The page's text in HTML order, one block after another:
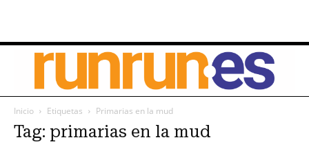
Inicio Etiquetas Primarias en la mud
Tag: primarias en la mud